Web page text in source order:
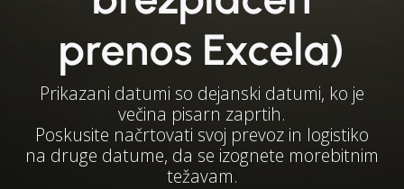
prenos Excela)
Prikazani datumi so dejanski datumi, ko je
večina pisarn zaprtih.
Poskusite načrtovati svoj prevoz in logistiko
na druge datume, da se izognete morebitnim
težavam.